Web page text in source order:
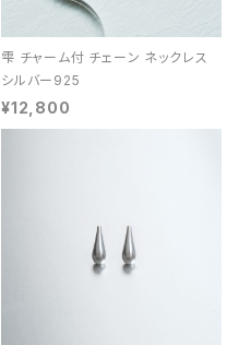
雫 チャーム付 チェーン ネックレス
シルバー925
¥12,800